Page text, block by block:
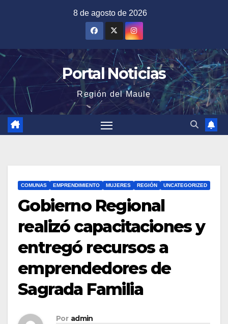
8 de agosto de 2026
Portal Noticias
Región del Maule
COMUNAS EMPRENDIMIENTO MUJERES REGIÓN UNCATEGORIZED
Gobierno Regional
realizó capacitaciones y
entregó recursos a
emprendedores de
Sagrada Familia
Por admin